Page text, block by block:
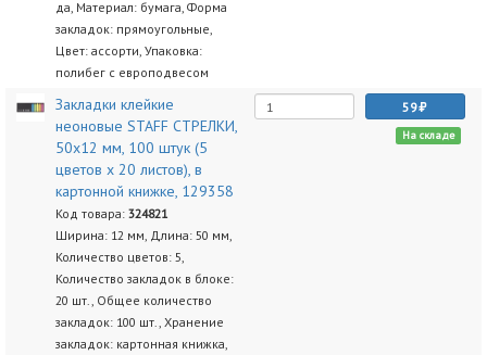
да, Материал: бумага, Форма
закладок: прямоугольные,
Цвет: ассорти, Упаковка:
полибег с европодвесом
Закладки клейкие
неоновые STAFF СТРЕЛКИ,
50х12 мм, 100 штук (5
цветов х 20 листов), в
картонной книжке, 129358
Код товара: 324821
Ширина: 12 мм, Длина: 50 мм,
Количество цветов: 5,
Количество закладок в блоке:
20 шт., Общее количество
закладок: 100 шт., Хранение
закладок: картонная книжка,
59
На складе